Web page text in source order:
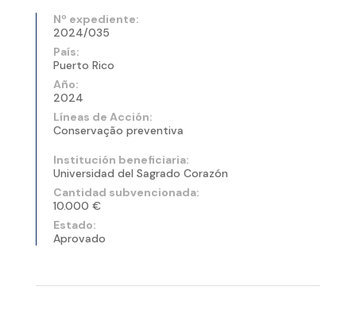
Nº expediente:
2024/035
País:
Puerto Rico
Año:
2024
Líneas de Acción:
Conservação preventiva
Institución beneficiaria:
Universidad del Sagrado Corazón
Cantidad subvencionada:
10.000 €
Estado:
Aprovado